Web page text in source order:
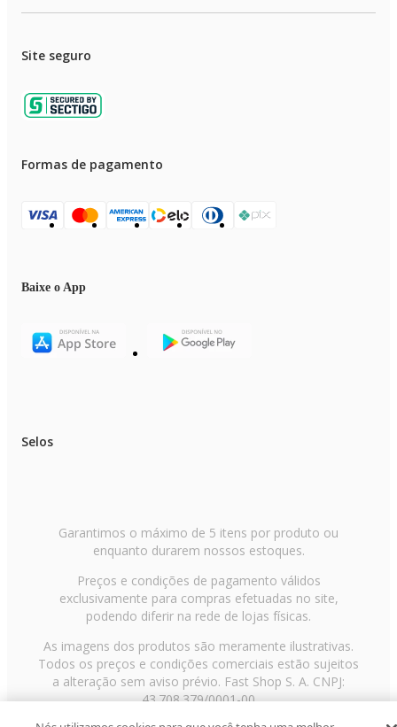
Site seguro
Formas de pagamento
Baixe o App
Selos
Garantimos o máximo de 5 itens por produto ou
enquanto durarem nossos estoques.
Preços e condições de pagamento válidos
exclusivamente para compras efetuadas no site,
podendo diferir na rede de lojas físicas.
As imagens dos produtos são meramente ilustrativas.
Todos os preços e condições comerciais estão sujeitos
a alteração sem aviso prévio. Fast Shop S. A. CNPJ:
43.708.379/0001-00